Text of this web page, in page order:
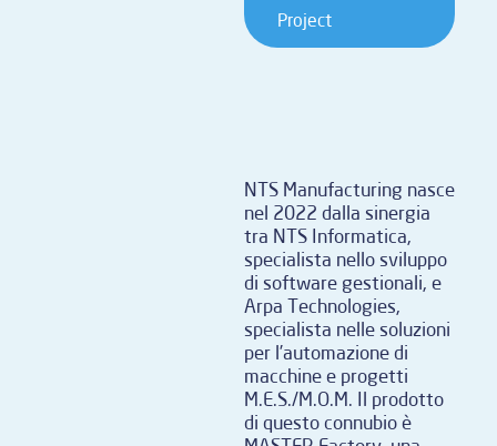
Project
NTS Manufacturing nasce
nel 2022 dalla sinergia
tra NTS Informatica,
specialista nello sviluppo
di software gestionali, e
Arpa Technologies,
specialista nelle soluzioni
per l’automazione di
macchine e progetti
M.E.S./M.O.M. Il prodotto
di questo connubio è